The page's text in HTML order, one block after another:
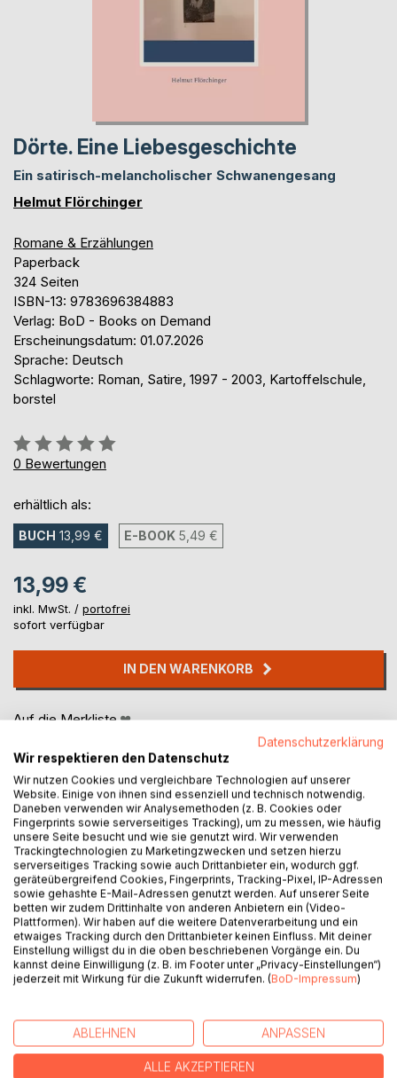
Dörte. Eine Liebesgeschichte
Ein satirisch-melancholischer Schwanengesang
Helmut Flörchinger
Romane & Erzählungen
Paperback
324 Seiten
ISBN-13: 9783696384883
Verlag: BoD - Books on Demand
Erscheinungsdatum: 01.07.2026
Sprache: Deutsch
Schlagworte: Roman, Satire, 1997 - 2003, Kartoffelschule,
borstel
Bewertung::
0%
0 Bewertungen
erhältlich als:
BUCH 13,99 € E-BOOK 5,49 €
13,99 €
inkl. MwSt. / portofrei
sofort verfügbar
IN DEN WARENKORB
Auf die Merkliste
BESCHREIBUNG
Satierischer Roman über eine Beziehung zwischen einem
Lehrer und einer Schülerin, die keine war.
PRESSESTIMMEN
Datenschutzerklärung
Wir respektieren den Datenschutz
Wir nutzen Cookies und vergleichbare Technologien auf unserer
Website. Einige von ihnen sind essenziell und technisch notwendig.
Daneben verwenden wir Analysemethoden (z. B. Cookies oder
Fingerprints sowie serverseitiges Tracking), um zu messen, wie häufig
unsere Seite besucht und wie sie genutzt wird. Wir verwenden
Trackingtechnologien zu Marketingzwecken und setzen hierzu
serverseitiges Tracking sowie auch Drittanbieter ein, wodurch ggf.
geräteübergreifend Cookies, Fingerprints, Tracking-Pixel, IP-Adressen
sowie gehashte E-Mail-Adressen genutzt werden. Auf unserer Seite
betten wir zudem Drittinhalte von anderen Anbietern ein (Video-
Plattformen). Wir haben auf die weitere Datenverarbeitung und ein
etwaiges Tracking durch den Drittanbieter keinen Einfluss. Mit deiner
Einstellung willigst du in die oben beschriebenen Vorgänge ein. Du
kannst deine Einwilligung (z. B. im Footer unter „Privacy-Einstellungen“)
jederzeit mit Wirkung für die Zukunft widerrufen. (BoD-Impressum)
ABLEHNEN ANPASSEN
ALLE AKZEPTIEREN